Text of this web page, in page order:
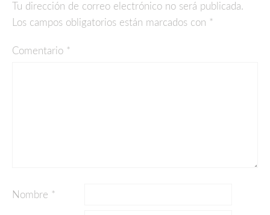
Tu dirección de correo electrónico no será publicada.
Los campos obligatorios están marcados con *
Comentario *
Nombre *